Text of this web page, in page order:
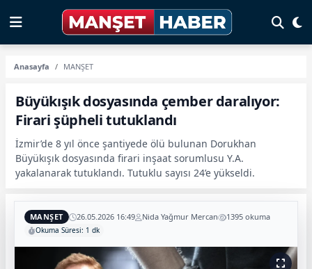
Anasayfa MANŞET
Büyükışık dosyasında çember daralıyor:
Firari şüpheli tutuklandı
İzmir’de 8 yıl önce şantiyede ölü bulunan Dorukhan
Büyükışık dosyasında firari inşaat sorumlusu Y.A.
yakalanarak tutuklandı. Tutuklu sayısı 24’e yükseldi.
MANŞET 26.05.2026 16:49 Nida Yağmur Mercan 1395 okuma
Okuma Süresi: 1 dk